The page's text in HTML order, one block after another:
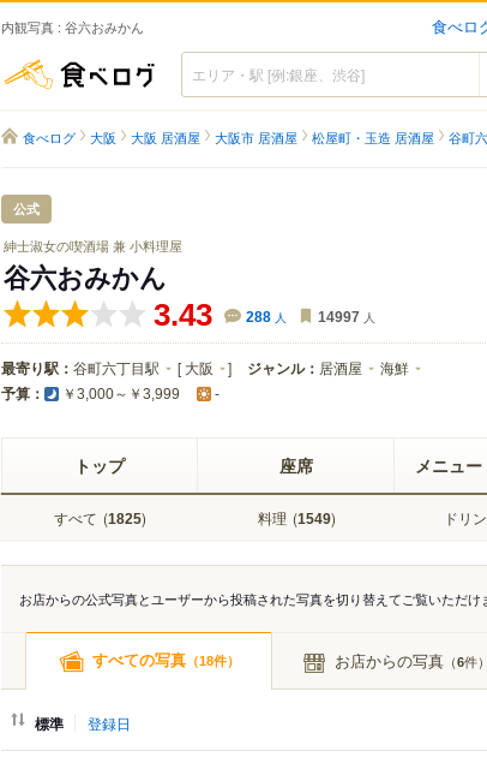
内観写真 : 谷六おみかん 食べロ
食べログ
食べログ 大阪 大阪 居酒屋 大阪市 居酒屋 松屋町・玉造 居酒屋 谷町
公式
紳士淑女の喫酒場 兼 小料理屋
谷六おみかん
3.43 288 人 14997 人
最寄り駅： 谷町六丁目駅 [ 大阪 ] ジャンル： 居酒屋 海鮮
予算： ￥3,000～￥3,999 -
トップ 座席 メニュ
すべて (1825) 料理 (1549) ドリ
お店からの公式写真とユーザーから投稿された写真を切り替えてご覧いただけ
すべての写真（18件） お店からの写真（6件）
標準 登録日